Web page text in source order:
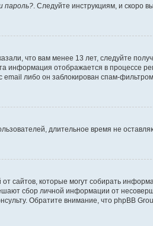
пароль? . Следуйте инструкциям, и скоро
что вам менее 13 лет, следуйте
информация отображается в процессе
либо он заблокирован спам-
длительное время не
сайтов, которые могут собирать
сбор личной информации от
Обратите внимание, что phpBB